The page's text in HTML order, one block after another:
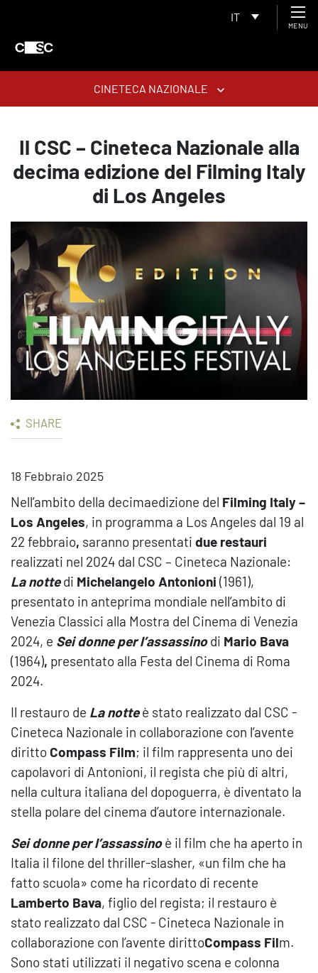
IT
MENU
CINETECA NAZIONALE
Il CSC – Cineteca Nazionale alla
decima edizione del Filming Italy
di Los Angeles
SHARE
18 Febbraio 2025
Nell’ambito della decimaedizione del Filming Italy –
Los Angeles, in programma a Los Angeles dal 19 al
22 febbraio, saranno presentati due restauri
realizzati nel 2024 dal CSC – Cineteca Nazionale:
La nottedi Michelangelo Antonioni (1961),
presentato in anteprima mondiale nell’ambito di
Venezia Classici alla Mostra del Cinema di Venezia
2024, e Sei donne per l’assassinodi Mario Bava
(1964), presentato alla Festa del Cinema di Roma
2024.
Il restauro de La notte è stato realizzato dal CSC -
Cineteca Nazionale in collaborazione con l’avente
dirittoCompass Film; il film rappresenta uno dei
capolavori di Antonioni, il regista che più di altri,
nella cultura italiana del dopoguerra, è diventato la
stella polare del cinema d’autore internazionale.
Sei donne per l’assassino è il film che ha aperto in
Italia il filone del thriller-slasher, «un film che ha
fatto scuola» come ha ricordato di recente
Lamberto Bava, figlio del regista; il restauro è
stato realizzato dal CSC - Cineteca Nazionale in
collaborazione con l’avente dirittoCompass Film.
Sono stati utilizzati il negativo scena e colonna